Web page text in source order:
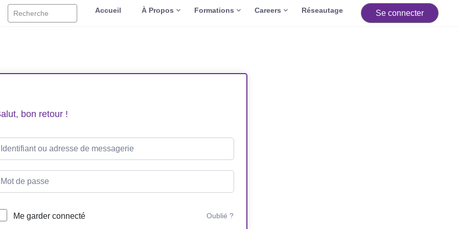
Recherche Accueil À Propos Formations Careers Réseautage Se connecter
bon retour !
Me garder connecté Oublié ?